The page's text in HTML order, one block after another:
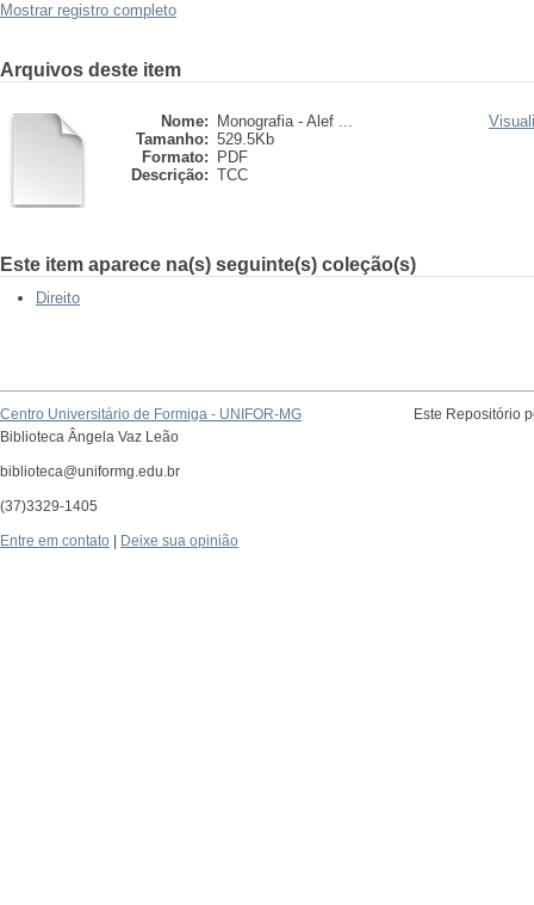
Mostrar registro completo
Arquivos deste item
Nome:
Monografia - Alef ...
Tamanho: 529.5Kb
Formato:
PDF
Descrição: TCC
Este item aparece na(s) seguinte(s) coleção(s)
Direito
Centro Universitário de Formiga - UNIFOR-MG
Biblioteca Ângela Vaz Leão
biblioteca@uniformg.edu.br
(37)3329-1405
Este Repositório
Entre em contato Deixe sua opinião